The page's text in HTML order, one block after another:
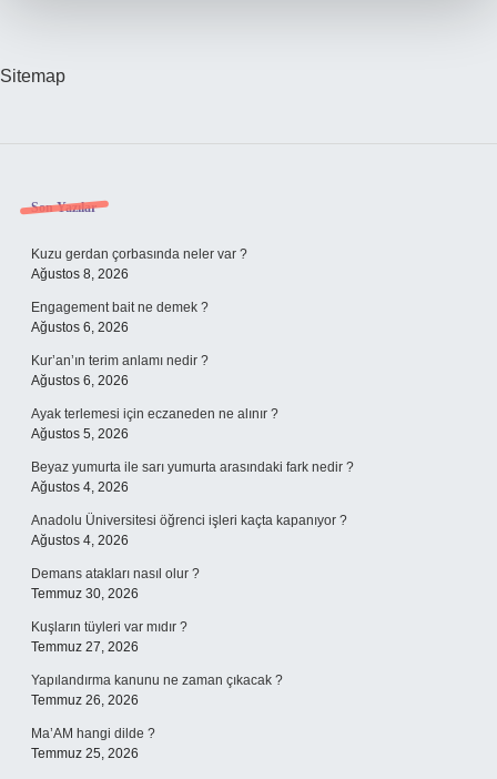
Sitemap
Sidebar
Son Yazılar
Kuzu gerdan çorbasında neler var ?
Ağustos 8, 2026
Engagement bait ne demek ?
Ağustos 6, 2026
Kur’an’ın terim anlamı nedir ?
Ağustos 6, 2026
Ayak terlemesi için eczaneden ne alınır ?
Ağustos 5, 2026
Beyaz yumurta ile sarı yumurta arasındaki fark nedir ?
Ağustos 4, 2026
Anadolu Üniversitesi öğrenci işleri kaçta kapanıyor ?
Ağustos 4, 2026
Demans atakları nasıl olur ?
Temmuz 30, 2026
Kuşların tüyleri var mıdır ?
Temmuz 27, 2026
Yapılandırma kanunu ne zaman çıkacak ?
Temmuz 26, 2026
Ma’AM hangi dilde ?
Temmuz 25, 2026